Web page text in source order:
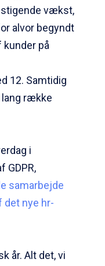
vækst,
alvor begyndt
på
12. Samtidig
lang række
i
GDPR,
samarbejde
det nye hr-
år. Alt det, vi